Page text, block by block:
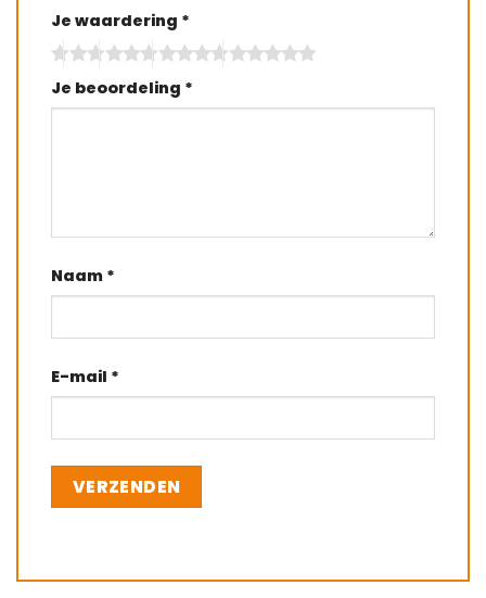
Je waardering *
Je beoordeling *
Naam *
E-mail *